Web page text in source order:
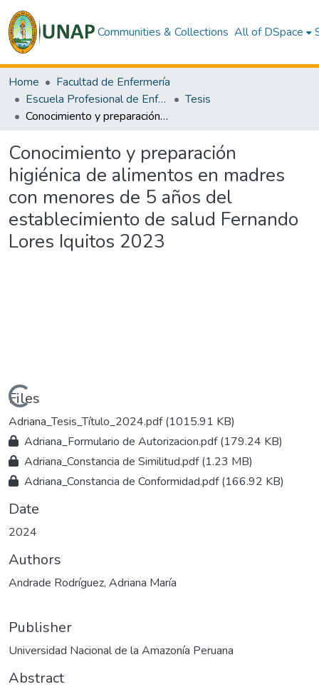
Communities & Collections All of DSpace
Home
Facultad de Enfermería
Escuela Profesional de Enfermería
Tesis
Conocimiento y preparación higiénica de alimentos en madres con menores de 5 años del establecimiento de salud Fernando Lores Iquitos 2023
Conocimiento y preparación
higiénica de alimentos en madres
con menores de 5 años del
establecimiento de salud Fernando
Lores Iquitos 2023
Files
Adriana_Tesis_Título_2024.pdf(1015.91 KB)
Adriana_Formulario de Autorizacion.pdf(179.24 KB)
Adriana_Constancia de Similitud.pdf(1.23 MB)
Adriana_Constancia de Conformidad.pdf(166.92 KB)
Date
2024
Authors
Andrade Rodríguez, Adriana María
Publisher
Universidad Nacional de la Amazonía Peruana
Abstract